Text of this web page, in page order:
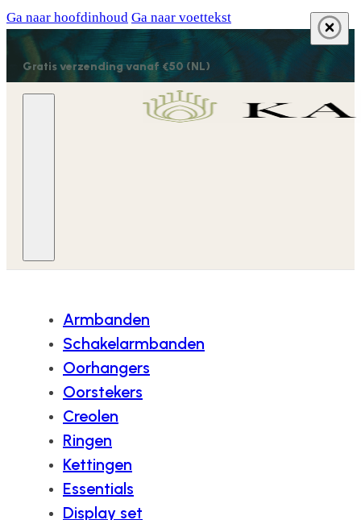
Ga naar hoofdinhoud Ga naar voettekst
Gratis verzending vanaf €50 (NL)
Armbanden
Schakelarmbanden
Oorhangers
Oorstekers
Creolen
Ringen
Kettingen
Essentials
Display set